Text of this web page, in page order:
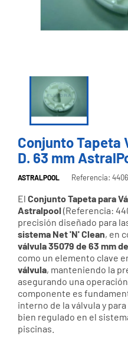
Conjunto Tapeta
D. 63 mm
ASTRALPOOL Referencia:
El Conjunto Tapeta para
Astralpool (Referencia:
precisión diseñado para
sistema Net 'N' Clean, en
válvula 35079 de 63 mm
como un elemento clave
válvula, manteniendo la
asegurando una
componente es
interno de la válvula y
bien regulado en el
piscinas.